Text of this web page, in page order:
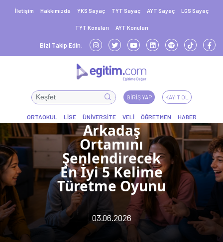
İletişim Hakkımızda YKS Sayaç TYT Sayaç AYT Sayaç LGS Sayaç
TYT Konuları AYT Konuları
Bizi Takip Edin:
GIRIŞ YAP KAYIT OL
Arkadaş
Ortamını
Şenlendirecek
En İyi 5 Kelime
Türetme Oyunu
03.06.2026